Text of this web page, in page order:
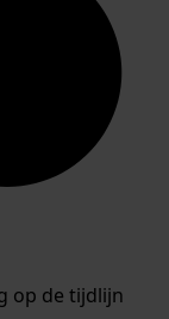
op de tijdlijn